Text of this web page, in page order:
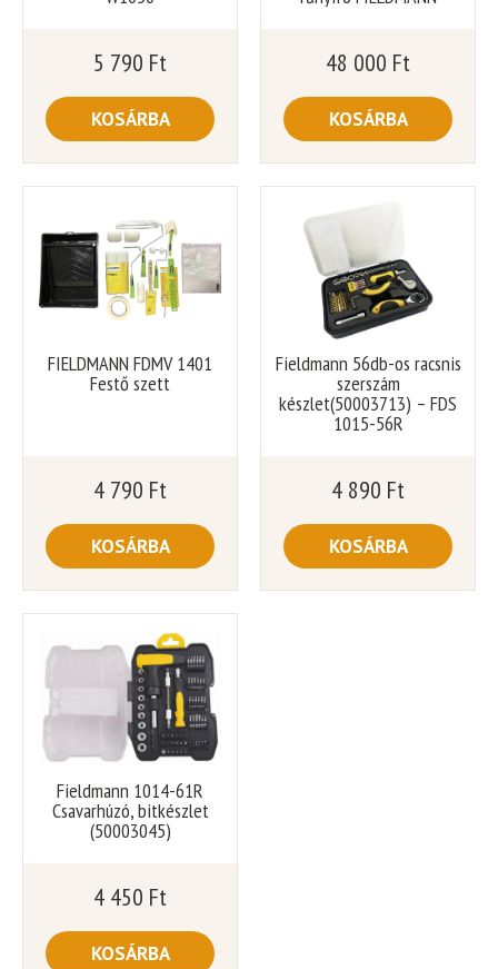
5 790 Ft
KOSÁRBA
48 000 Ft
KOSÁRBA
FIELDMANN FDMV 1401
Festő szett
4 790 Ft
KOSÁRBA
Fieldmann 56db-os racsnis
szerszám
készlet(50003713) – FDS
1015-56R
4 890 Ft
KOSÁRBA
Fieldmann 1014-61R
Csavarhúzó, bitkészlet
(50003045)
4 450 Ft
KOSÁRBA